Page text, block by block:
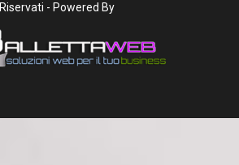
Riservati - Powered By